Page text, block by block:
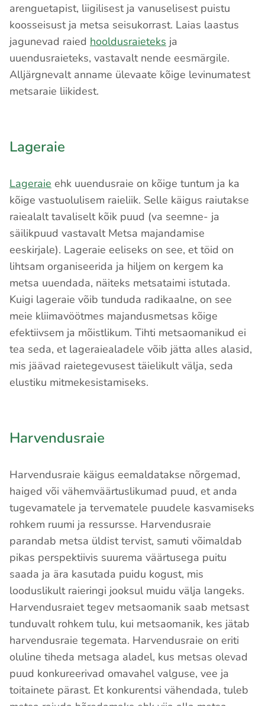
arenguetapist, liigilisest ja vanuselisest puistu
koosseisust ja metsa seisukorrast. Laias laastus
jagunevad raied hooldusraieteks ja
uuendusraieteks, vastavalt nende eesmärgile.
Alljärgnevalt anname ülevaate kõige levinumatest
metsaraie liikidest.
Lageraie
Lageraie ehk uuendusraie on kõige tuntum ja ka
kõige vastuolulisem raieliik. Selle käigus raiutakse
raiealalt tavaliselt kõik puud (va seemne- ja
säilikpuud vastavalt Metsa majandamise
eeskirjale). Lageraie eeliseks on see, et töid on
lihtsam organiseerida ja hiljem on kergem ka
metsa uuendada, näiteks metsataimi istutada.
Kuigi lageraie võib tunduda radikaalne, on see
meie kliimavöötmes majandusmetsas kõige
efektiivsem ja mõistlikum. Tihti metsaomanikud ei
tea seda, et lageraiealadele võib jätta alles alasid,
mis jäävad raietegevusest täielikult välja, seda
elustiku mitmekesistamiseks.
Harvendusraie
Harvendusraie käigus eemaldatakse nõrgemad,
haiged või vähemväärtuslikumad puud, et anda
tugevamatele ja tervematele puudele kasvamiseks
rohkem ruumi ja ressursse. Harvendusraie
parandab metsa üldist tervist, samuti võimaldab
pikas perspektiivis suurema väärtusega puitu
saada ja ära kasutada puidu kogust, mis
looduslikult raieringi jooksul muidu välja langeks.
Harvendusraiet tegev metsaomanik saab metsast
tunduvalt rohkem tulu, kui metsaomanik, kes jätab
harvendusraie tegemata. Harvendusraie on eriti
oluline tiheda metsaga aladel, kus metsas olevad
puud konkureerivad omavahel valguse, vee ja
toitainete pärast. Et konkurentsi vähendada, tuleb